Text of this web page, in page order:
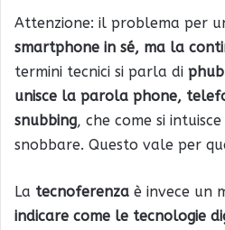
Attenzione: il problema per
smartphone in sé, ma la
termini tecnici si parla di
unisce la parola phone,
snubbing, che come si
snobbare. Questo vale per
La tecnoferenza è invece un
indicare come le tecnologie